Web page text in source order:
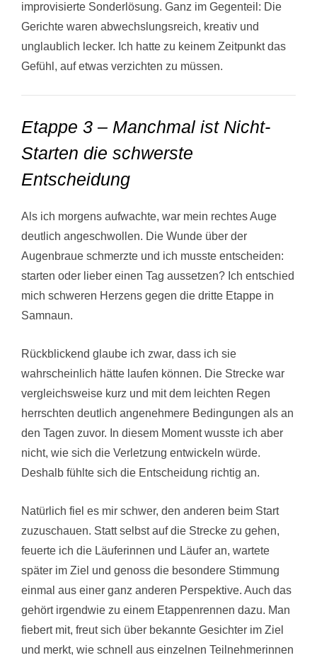
improvisierte Sonderlösung. Ganz im Gegenteil: Die
Gerichte waren abwechslungsreich, kreativ und
unglaublich lecker. Ich hatte zu keinem Zeitpunkt das
Gefühl, auf etwas verzichten zu müssen.
Etappe 3 – Manchmal ist Nicht-
Starten die schwerste
Entscheidung
Als ich morgens aufwachte, war mein rechtes Auge
deutlich angeschwollen. Die Wunde über der
Augenbraue schmerzte und ich musste entscheiden:
starten oder lieber einen Tag aussetzen? Ich entschied
mich schweren Herzens gegen die dritte Etappe in
Samnaun.
Rückblickend glaube ich zwar, dass ich sie
wahrscheinlich hätte laufen können. Die Strecke war
vergleichsweise kurz und mit dem leichten Regen
herrschten deutlich angenehmere Bedingungen als an
den Tagen zuvor. In diesem Moment wusste ich aber
nicht, wie sich die Verletzung entwickeln würde.
Deshalb fühlte sich die Entscheidung richtig an.
Natürlich fiel es mir schwer, den anderen beim Start
zuzuschauen. Statt selbst auf die Strecke zu gehen,
feuerte ich die Läuferinnen und Läufer an, wartete
später im Ziel und genoss die besondere Stimmung
einmal aus einer ganz anderen Perspektive. Auch das
gehört irgendwie zu einem Etappenrennen dazu. Man
fiebert mit, freut sich über bekannte Gesichter im Ziel
und merkt, wie schnell aus einzelnen Teilnehmerinnen